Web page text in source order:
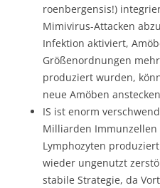
roenbergensis!)
Mimivirus-Attacken
Infektion aktiviert,
Größenordnungen
produziert wurden,
neue Amöben
IS ist enorm
Milliarden Immunzellen
Lymphozyten
wieder ungenutzt
stabile Strategie, da